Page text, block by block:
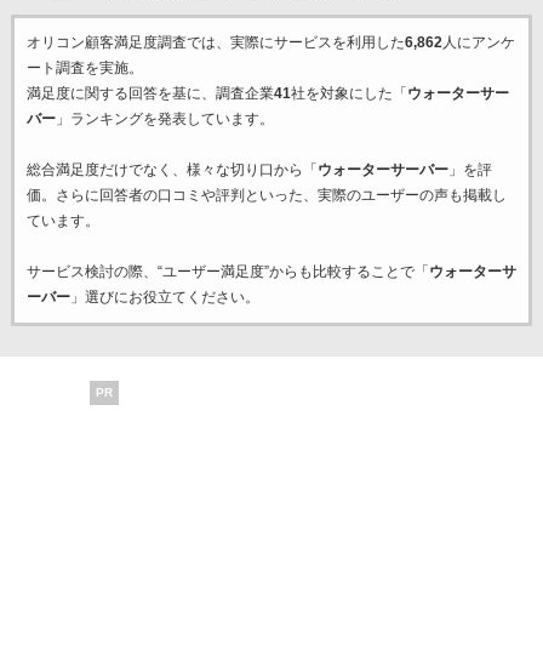
オリコン顧客満足度調査では、実際にサービスを利用した6,862人にアンケ
ート調査を実施。
満足度に関する回答を基に、調査企業41社を対象にした「 ウォーターサー
バー」ランキングを発表しています。
総合満足度だけでなく、様々な切り口から「 ウォーターサーバー」を評
価。さらに回答者の口コミや評判といった、実際のユーザーの声も掲載し
ています。
サービス検討の際、“ユーザー満足度”からも比較することで「 ウォーターサ
ーバー」選びにお役立てください。
PR